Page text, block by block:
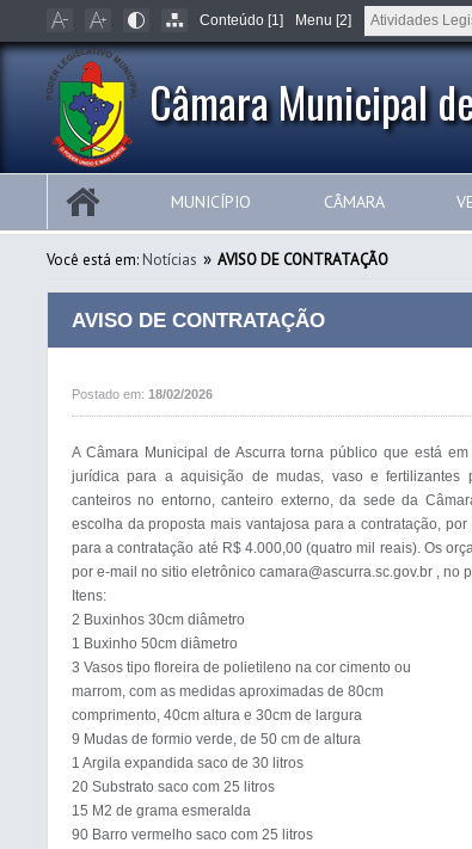
Conteúdo [1] Menu [2]
Câmara Municipal
MUNICÍPIO CÂMARA
Você está em: Notícias » AVISO DE CONTRATAÇÃO
AVISO DE CONTRATAÇÃO
Postado em: 18/02/2026
A Câmara Municipal de Ascurra torna público que está
jurídica para a aquisição de mudas, vaso e fertilizantes
canteiros no entorno, canteiro externo, da sede da
escolha da proposta mais vantajosa para a contratação,
para a contratação até R$ 4.000,00 (quatro mil reais). Os
por e-mail no sitio eletrônico camara@ascurra.sc.gov.br , no
Itens:
2 Buxinhos 30cm diâmetro
1 Buxinho 50cm diâmetro
3 Vasos tipo floreira de polietileno na cor cimento ou
marrom, com as medidas aproximadas de 80cm
comprimento, 40cm altura e 30cm de largura
9 Mudas de formio verde, de 50 cm de altura
1 Argila expandida saco de 30 litros
20 Substrato saco com 25 litros
15 M2 de grama esmeralda
90 Barro vermelho saco com 25 litros